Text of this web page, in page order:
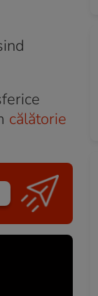
călătorie